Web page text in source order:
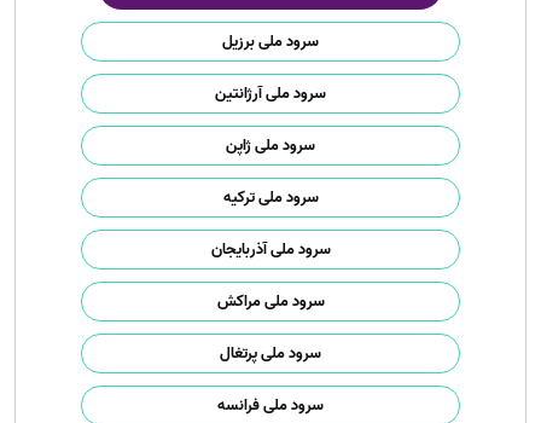
سرود ملی برزیل
سرود ملی آرژانتین
سرود ملی ژاپن
سرود ملی ترکیه
سرود ملی آذربایجان
سرود ملی مراکش
سرود ملی پرتغال
سرود ملی فرانسه